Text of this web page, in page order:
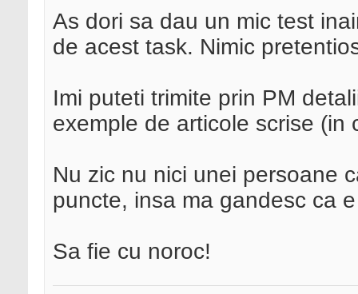
As dori sa dau un mic test
de acest task. Nimic
Imi puteti trimite prin PM
exemple de articole scrise (in
Nu zic nu nici unei persoane
puncte, insa ma gandesc ca
Sa fie cu noroc!